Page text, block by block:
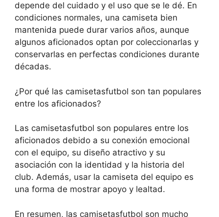
depende del cuidado y el uso que se le dé. En
condiciones normales, una camiseta bien
mantenida puede durar varios años, aunque
algunos aficionados optan por coleccionarlas y
conservarlas en perfectas condiciones durante
décadas.
¿Por qué las camisetasfutbol son tan populares
entre los aficionados?
Las camisetasfutbol son populares entre los
aficionados debido a su conexión emocional
con el equipo, su diseño atractivo y su
asociación con la identidad y la historia del
club. Además, usar la camiseta del equipo es
una forma de mostrar apoyo y lealtad.
En resumen, las camisetasfutbol son mucho